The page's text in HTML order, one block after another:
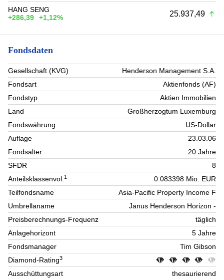
HANG SENG
+286,39
+1,12% 25.937,49
Fondsdaten
Gesellschaft (KVG)
Henderson Management S.A.
Fondsart
Aktienfonds (AF)
Fondstyp
Aktien Immobilien
Land
Großherzogtum Luxemburg
Fondswährung
US-Dollar
Auflage
23.03.06
Fondsalter
20 Jahre
SFDR
8
Anteilsklassenvol.1
0.083398 Mio. EUR
Teilfondsname
Asia-Pacific Property Income F
Umbrellaname
Janus Henderson Horizon -
Preisberechnungs-Frequenz
täglich
Anlagehorizont
5 Jahre
Fondsmanager
Tim Gibson
Diamond-Rating3
Ausschüttungsart thesaurierend